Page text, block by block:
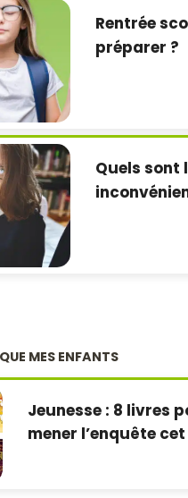
Rentrée
préparer ?
Quels sont
MES ENFANTS
Jeunesse : 8 livres
mener l’enquête